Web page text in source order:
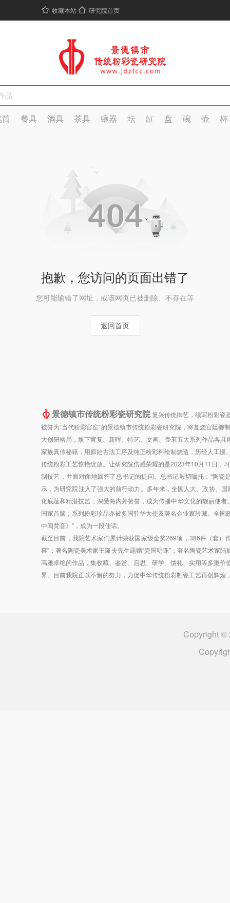
收藏本站 研究院首页
餐具 酒具 茶具 镶器 坛 缸 盘 碗 壶 杯
抱歉，您访问的页面出错了
您可能输错了网址，或该网页已被删除、不存在等
返回首页
景德镇市传统粉彩瓷研究院复兴传统御艺，续写粉彩瓷
被誉为“当代粉彩官窑”的景德镇市传统粉彩瓷研究院，将复烧宫廷
大创研格局，旗下官复、新晖、特艺、文画、壶茗五大系列作品各
家族真传秘籍，用原始古法工序及纯正粉彩料绘制烧造，历经人工
传统粉彩工艺惊艳绽放。让研究院倍感荣耀的是2023年10月11日，
制技艺，并面对面地回答了总书记的提问。总书记殷切嘱托：“陶瓷
示，为研究院注入了强大的前行动力。多年来，全国人大、政协、
化底蕴和精湛技艺，深受海内外赞誉，成为传播中华文化的靓丽使
国家首脑；系列粉彩珍品亦被多国驻华大使及著名企业家珍藏。全
中闻梵音》”，成为一段佳话。
截至目前，我院艺术家们累计荣获国家级金奖269项，386件（套）
窑”；著名陶瓷美术家王隆夫先生题赠“瓷国明珠”；著名陶瓷艺术家
高雅卓绝的作品，集收藏、鉴赏、启思、研学、馈礼、实用等多重
界。目前我院正以不懈的努力，力促中华传统粉彩制瓷工艺再创辉
Copyright ©